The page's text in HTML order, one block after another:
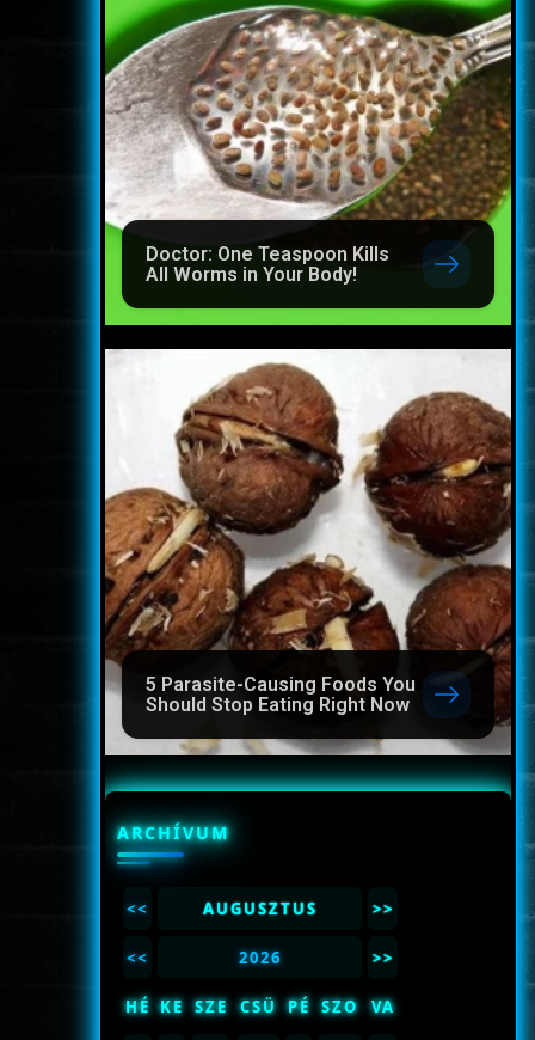
Doctor: One Teaspoon Kills
All Worms in Your Body!
5 Parasite-Causing Foods You
Should Stop Eating Right Now
ARCHÍVUM
<< AUGUSZTUS >>
<< 2026 >>
HÉ KE SZE CSÜ PÉ SZO VA